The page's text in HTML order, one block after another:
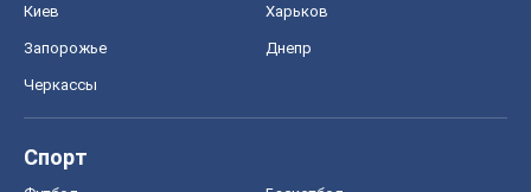
Киев Харьков
Запорожье Днепр
Черкассы
Спорт